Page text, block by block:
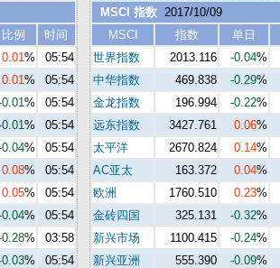
比例
时间
0.01%
05:54
0.01%
05:54
0.01%
05:54
0.01%
05:54
0.04%
05:54
0.08%
05:54
0.05%
05:54
0.04%
05:54
0.28%
03:58
0.03%
05:54
MSCI 指数 2017/10/09
MSCI
指数 单日
世界指数
2013.116 -0.04%
中华指数
469.838 -0.29%
金龙指数
196.994 -0.22%
远东指数
3427.761 0.06%
太平洋
2670.824 0.14%
AC亚太
163.372 0.04%
欧洲
1760.510 0.23%
金砖四国
325.131 -0.32%
新兴市场
1100.415 -0.24%
新兴亚洲
555.390 -0.09%